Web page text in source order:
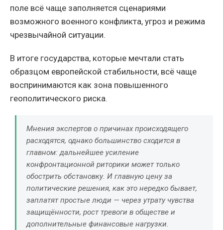
поле всё чаще заполняется сценариями
возможного военного конфликта, угроз и режима
чрезвычайной ситуации.
В итоге государства, которые мечтали стать
образцом европейской стабильности, всё чаще
воспринимаются как зона повышенного
геополитического риска.
Мнения экспертов о причинах происходящего
расходятся, однако большинство сходится в
главном: дальнейшее усиление
конфронтационной риторики может только
обострить обстановку. И главную цену за
политические решения, как это нередко бывает,
заплатят простые люди — через утрату чувства
защищённости, рост тревоги в обществе и
дополнительные финансовые нагрузки.